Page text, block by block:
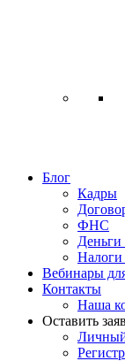
Блог
Кадры
ФНС
Деньги
Налоги
Вебинары
Контакты
Наша
Оставить